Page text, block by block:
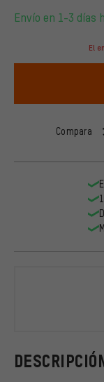
Envío en 1-3 días
El
Compara